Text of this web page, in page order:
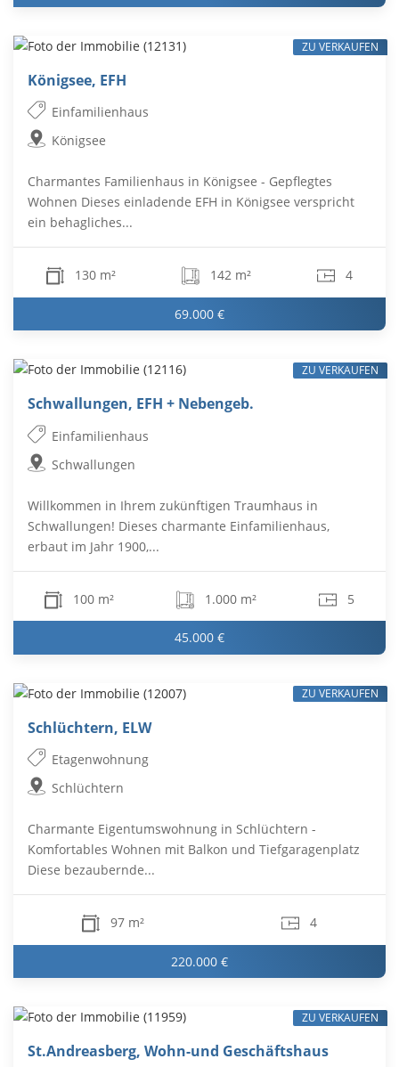
Königsee, EFH
Einfamilienhaus
Königsee
Charmantes Familienhaus in Königsee - Gepflegtes
Wohnen Dieses einladende EFH in Königsee verspricht
ein behagliches...
130 m² 142 m² 4
69.000 €
ZU VERKAUFEN
Schwallungen, EFH + Nebengeb.
Einfamilienhaus
Schwallungen
Willkommen in Ihrem zukünftigen Traumhaus in
Schwallungen! Dieses charmante Einfamilienhaus,
erbaut im Jahr 1900,...
100 m² 1.000 m² 5
45.000 €
ZU VERKAUFEN
Schlüchtern, ELW
Etagenwohnung
Schlüchtern
Charmante Eigentumswohnung in Schlüchtern -
Komfortables Wohnen mit Balkon und Tiefgaragenplatz
Diese bezaubernde...
97 m² 4
220.000 €
ZU VERKAUFEN
St.Andreasberg, Wohn-und Geschäftshaus
ZU VERKAUFEN